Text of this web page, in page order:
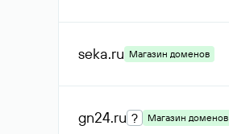
seka.ru Магазин доменов
gn24.ru ? Магазин доменов